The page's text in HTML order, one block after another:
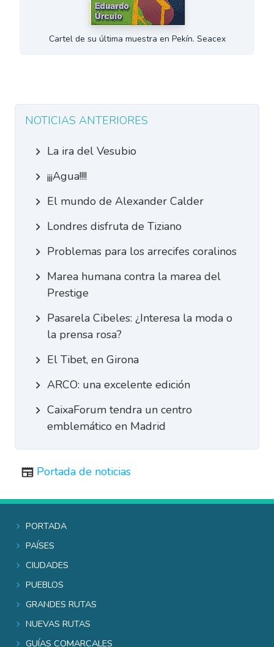
Cartel de su última muestra en Pekín. Seacex
NOTICIAS ANTERIORES
La ira del Vesubio
¡¡¡Agua!!!!
El mundo de Alexander Calder
Londres disfruta de Tiziano
Problemas para los arrecifes coralinos
Marea humana contra la marea del
Prestige
Pasarela Cibeles: ¿Interesa la moda o
la prensa rosa?
El Tibet, en Girona
ARCO: una excelente edición
CaixaForum tendra un centro
emblemático en Madrid
Portada de noticias
Portada
Países
Ciudades
Pueblos
Grandes rutas
Nuevas rutas
Guías comarcales